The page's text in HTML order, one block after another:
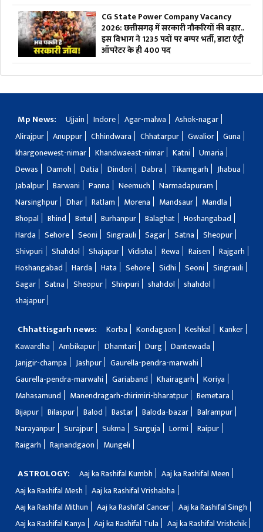
CG State Power Company Vacancy
2026: छत्तीसगढ़ में सरकारी नौकरियों की बहार..
इस विभाग ने 1235 पदों पर बम्पर भर्ती, डाटा एंट्री
ऑपरेटर के ही 400 पद
Mp News: Ujjain Indore Agar-malwa
Ashok-nagar
Alirajpur
Anuppur Chhindwara Chhatarpur Gwalior
Guna
khargonewest-nimar
Khandwaeast-nimar Katni
Umaria
Dewas
Damoh Datia Dindori Dabra Tikamgarh
Jhabua
Jabalpur
Barwani Panna Neemuch
Narmadapuram
Narsinghpur
Dhar Ratlam Morena Mandsaur
Mandla
Bhopal
Bhind Betul Burhanpur Balaghat
Hoshangabad
Harda
Sehore Seoni Singrauli Sagar Satna
Sheopur
Shivpuri
Shahdol Shajapur Vidisha Rewa Raisen
Rajgarh
Hoshangabad
Harda Hata Sehore Sidhi Seoni
Singrauli
Sagar
Satna Sheopur Shivpuri shahdol
shahdol
shajapur
Chhattisgarh news: Korba Kondagaon Keshkal
Kanker
Kawardha
Ambikapur Dhamtari Durg
Dantewada
Janjgir-champa
Jashpur
Gaurella-pendra-marwahi
Gaurella-pendra-marwahi
Gariaband Khairagarh
Koriya
Mahasamund
Manendragarh-chirimiri-bharatpur
Bemetara
Bijapur
Bilaspur Balod Bastar Baloda-bazar
Balrampur
Narayanpur
Surajpur Sukma Sarguja Lormi
Raipur
Raigarh
Rajnandgaon Mungeli
ASTROLOGY: Aaj ka Rashifal Kumbh
Aaj ka Rashifal Meen
Aaj ka Rashifal Mesh
Aaj ka Rashifal Vrishabha
Aaj ka Rashifal Mithun
Aaj ka Rashifal Cancer
Aaj ka Rashifal Singh
Aaj ka Rashifal Kanya
Aaj ka Rashifal Tula
Aaj ka Rashifal Vrishchik